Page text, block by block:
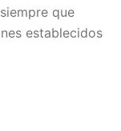
que
establecidos